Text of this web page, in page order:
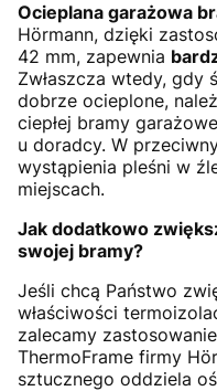
Ocieplana garażowa
Hörmann, dzięki
42 mm, zapewnia
Zwłaszcza wtedy, gdy
dobrze ocieplone,
ciepłej bramy
u doradcy. W
wystąpienia pleśni w
miejscach.
Jak dodatkowo
swojej bramy?
Jeśli chcą Państwo
właściwości
zalecamy
ThermoFrame firmy
sztucznego oddziela